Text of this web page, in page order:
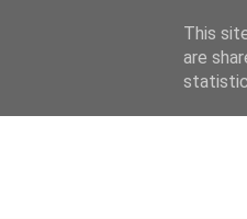
This
are